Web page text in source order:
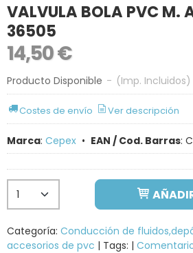
VALVULA BOLA PVC M.
36505
14,50 €
Producto Disponible - (Imp. Incluidos)
Costes de envío Ver descripción
Marca: Cepex • EAN / Cod. Barras:
Categoría: Conducción de
accesorios de pvc | Tags: |